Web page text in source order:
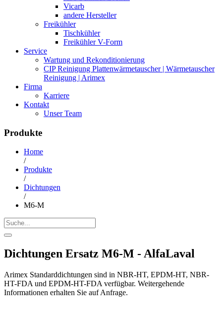
Vicarb
andere Hersteller
Freikühler
Tischkühler
Freikühler V-Form
Service
Wartung und Rekonditionierung
CIP Reinigung Plattenwärmetauscher | Wärmetauscher
Reinigung | Arimex
Firma
Karriere
Kontakt
Unser Team
Produkte
Home
/
Produkte
/
Dichtungen
/
M6-M
Dichtungen Ersatz M6-M - AlfaLaval
Arimex Standarddichtungen sind in NBR-HT, EPDM-HT, NBR-
HT-FDA und EPDM-HT-FDA verfügbar. Weitergehende
Informationen erhalten Sie auf Anfrage.